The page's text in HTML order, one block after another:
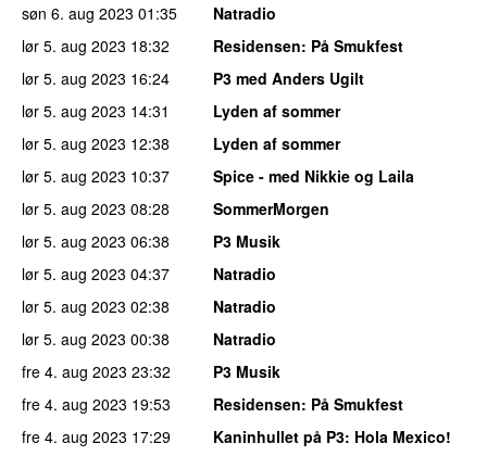
søn 6. aug 2023 01:35
Natradio
lør 5. aug 2023 18:32 Residensen: På Smukfest
lør 5. aug 2023 16:24
P3 med Anders Ugilt
lør 5. aug 2023 14:31
Lyden af sommer
lør 5. aug 2023 12:38
Lyden af sommer
lør 5. aug 2023 10:37
Spice - med Nikkie og Laila
lør 5. aug 2023 08:28
SommerMorgen
lør 5. aug 2023 06:38
P3 Musik
lør 5. aug 2023 04:37
Natradio
lør 5. aug 2023 02:38
Natradio
lør 5. aug 2023 00:38
Natradio
fre 4. aug 2023 23:32
P3 Musik
fre 4. aug 2023 19:53 Residensen: På Smukfest
fre 4. aug 2023 17:29 Kaninhullet på P3: Hola Mexico!